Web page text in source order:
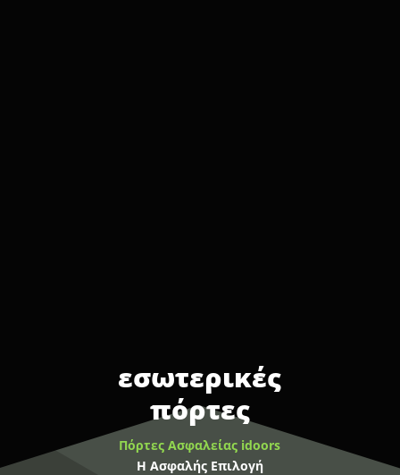
εσωτερικές
πόρτες
Πόρτες Ασφαλείας idoors
Η Ασφαλής Επιλογή